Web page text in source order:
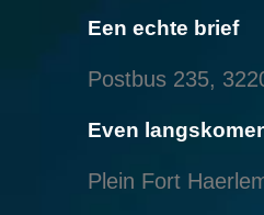
Een echte brief
Postbus 235,
Even
Plein Fort